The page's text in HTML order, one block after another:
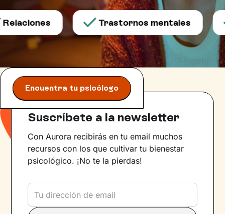
Trastornos mentales
Encuentra tu psicólogo
Suscríbete a la newsletter
Con Aurora recibirás en tu email muchos
recursos con los que cultivar tu bienestar
psicológico. ¡No te la pierdas!